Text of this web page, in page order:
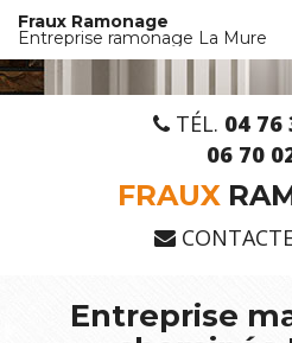
Aller
contenu
principal
Fraux Ramonage
Entreprise ramonage La Mure
TÉL. 04 76
06 70
FRAUX
Entreprise